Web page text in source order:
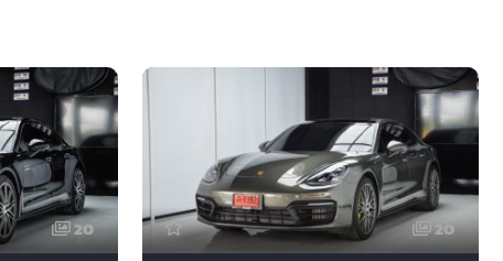
20 20